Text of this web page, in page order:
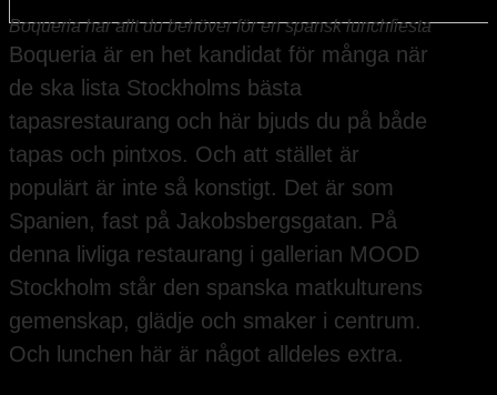
Boqueria har allt du behöver för en spansk lunchfiesta
Boqueria är en het kandidat för många när
de ska lista Stockholms bästa
tapasrestaurang och här bjuds du på både
tapas och pintxos. Och att stället är
populärt är inte så konstigt. Det är som
Spanien, fast på Jakobsbergsgatan. På
denna livliga restaurang i gallerian MOOD
Stockholm står den spanska matkulturens
gemenskap, glädje och smaker i centrum.
Och lunchen här är något alldeles extra.